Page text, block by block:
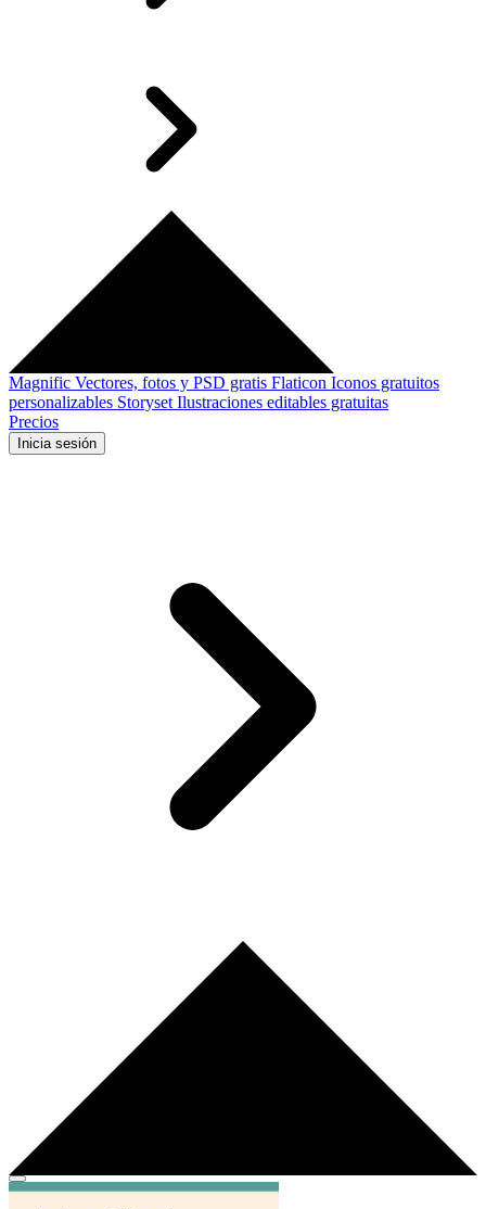
Magnific Vectores, fotos y PSD gratis Flaticon Iconos gratuitos
personalizables Storyset Ilustraciones editables gratuitas
Precios
Inicia sesión